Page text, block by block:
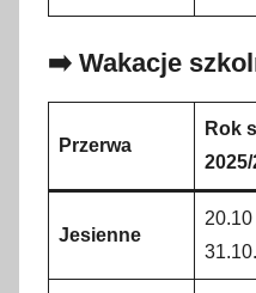
➡️ Wakacje
Przerwa
Rok
Jesienne
20.10